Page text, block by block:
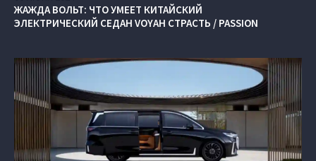
ЖАЖДА ВОЛЬТ: ЧТО УМЕЕТ КИТАЙСКИЙ
ЭЛЕКТРИЧЕСКИЙ СЕДАН VOYAH СТРАСТЬ / PASSION